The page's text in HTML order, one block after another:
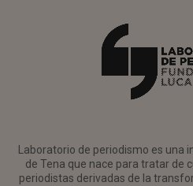
Laboratorio de periodismo es una
de Tena que nace para tratar de
periodistas derivadas de la